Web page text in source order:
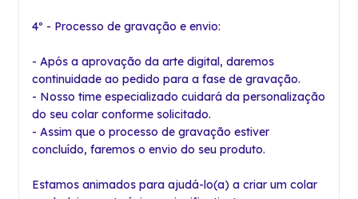
4º - Processo de gravação e envio:
- Após a aprovação da arte digital, daremos
continuidade ao pedido para a fase de gravação.
- Nosso time especializado cuidará da personalização
do seu colar conforme solicitado.
- Assim que o processo de gravação estiver
concluído, faremos o envio do seu produto.
Estamos animados para ajudá-lo(a) a criar um colar